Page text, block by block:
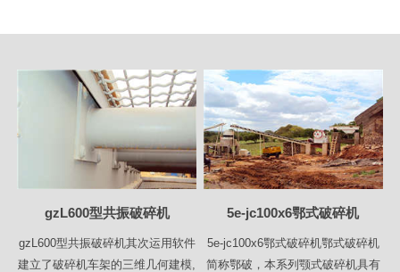
gzL600型共振破碎机
gzL600型共振破碎机其次运用软件
建立了破碎机车架的三维几何建模,
5e-jc100x6鄂式破碎机
5e-jc100x6鄂式破碎机鄂式破碎机
简称鄂破，本系列颚式破碎机具有